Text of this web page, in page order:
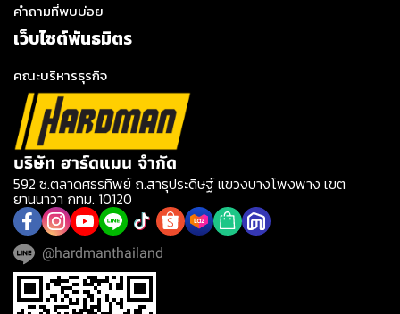
คำถามที่พบบ่อย
เว็บไซต์พันธมิตร
คณะบริหารธุรกิจ
บริษัท ฮาร์ดแมน จำกัด
592 ซ.ตลาดศธรทิพย์ ถ.สาธุประดิษฐ์ แขวงบางโพงพาง เขต
ยานนาวา กทม. 10120
@hardmanthailand